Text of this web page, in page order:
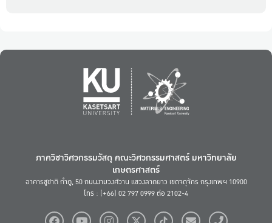
ภาควิชาวิศวกรรมวัสดุ คณะวิศวกรรมศาสตร์ มหาวิทยาลัย
เกษตรศาสตร์
อาคารชูชาติ กำภู, 50 ถนนงามวงศ์วาน แขวงลาดยาว เขตจตุจักร กรุงเทพฯ 10900
โทร : (+66) 02 797 0999 ต่อ 2102-4